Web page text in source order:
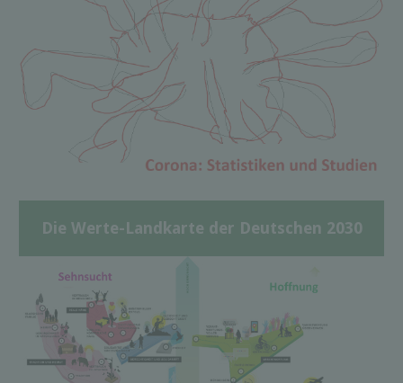
Die Werte-Landkarte der Deutschen 2030